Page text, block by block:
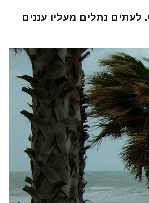
לעתים נתלים מעליו עננים